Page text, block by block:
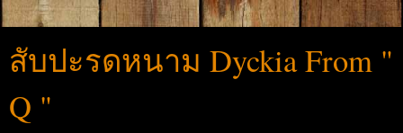
สับปะรดหนาม Dyckia From "
Q "